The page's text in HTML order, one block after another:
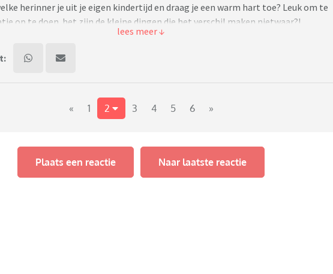
herinner je uit je eigen kindertijd en draag je een warm hart toe? Leuk om te
op te doen..het zijn de kleine dingen die het verschil maken nietwaar?!
mijn moeder vroeger pannenkoeken
« 1 2 3 4 5 6 »
Plaats een reactie Naar laatste reactie